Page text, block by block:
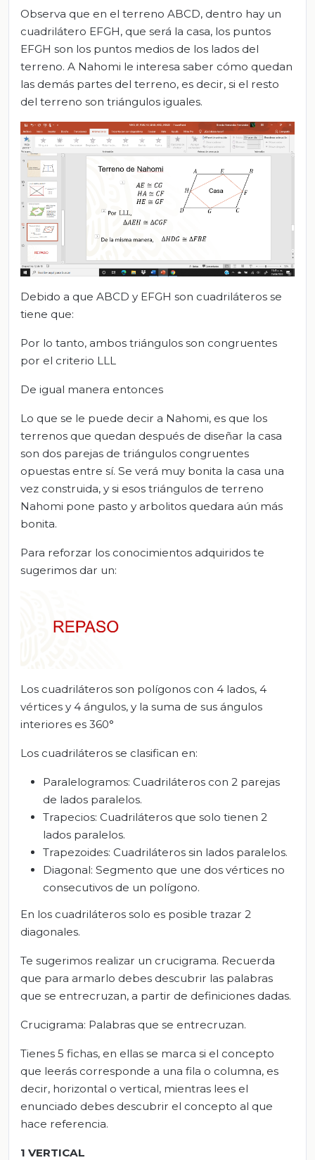
Observa que en el terreno ABCD, dentro hay un
cuadrilátero EFGH, que será la casa, los puntos
EFGH son los puntos medios de los lados del
terreno. A Nahomi le interesa saber cómo quedan
las demás partes del terreno, es decir, si el resto
del terreno son triángulos iguales.
Debido a que ABCD y EFGH son cuadriláteros se
tiene que:
Por lo tanto, ambos triángulos son congruentes
por el criterio LLL
De igual manera entonces
Lo que se le puede decir a Nahomi, es que los
terrenos que quedan después de diseñar la casa
son dos parejas de triángulos congruentes
opuestas entre sí. Se verá muy bonita la casa una
vez construida, y si esos triángulos de terreno
Nahomi pone pasto y arbolitos quedara aún más
bonita.
Para reforzar los conocimientos adquiridos te
sugerimos dar un:
Los cuadriláteros son polígonos con 4 lados, 4
vértices y 4 ángulos, y la suma de sus ángulos
interiores es 360°
Los cuadriláteros se clasifican en:
Paralelogramos: Cuadriláteros con 2 parejas
de lados paralelos.
Trapecios: Cuadriláteros que solo tienen 2
lados paralelos.
Trapezoides: Cuadriláteros sin lados paralelos.
Diagonal: Segmento que une dos vértices no
consecutivos de un polígono.
En los cuadriláteros solo es posible trazar 2
diagonales.
Te sugerimos realizar un crucigrama. Recuerda
que para armarlo debes descubrir las palabras
que se entrecruzan, a partir de definiciones dadas.
Crucigrama: Palabras que se entrecruzan.
Tienes 5 fichas, en ellas se marca si el concepto
que leerás corresponde a una fila o columna, es
decir, horizontal o vertical, mientras lees el
enunciado debes descubrir el concepto al que
hace referencia.
1 VERTICAL